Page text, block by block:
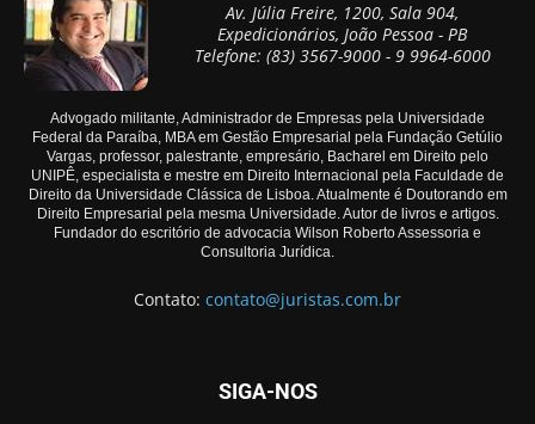
Av. Júlia Freire, 1200, Sala 904,
Expedicionários, João Pessoa - PB
Telefone: (83) 3567-9000 - 9 9964-6000
Advogado militante, Administrador de Empresas pela Universidade
Federal da Paraíba, MBA em Gestão Empresarial pela Fundação Getúlio
Vargas, professor, palestrante, empresário, Bacharel em Direito pelo
UNIPÊ, especialista e mestre em Direito Internacional pela Faculdade de
Direito da Universidade Clássica de Lisboa. Atualmente é Doutorando em
Direito Empresarial pela mesma Universidade. Autor de livros e artigos.
Fundador do escritório de advocacia Wilson Roberto Assessoria e
Consultoria Jurídica.
Contato: contato@juristas.com.br
SIGA-NOS